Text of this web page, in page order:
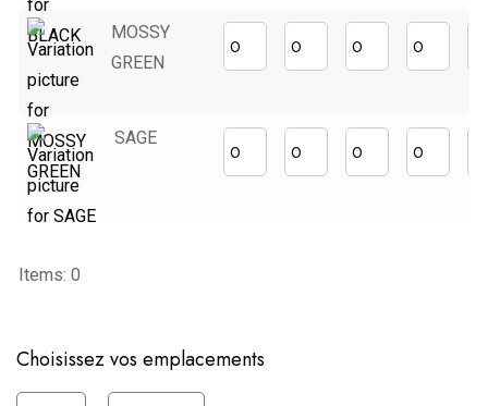
MOSSY
GREEN
SAGE
Items: 0
Total
$0.00
Choisissez vos emplacements